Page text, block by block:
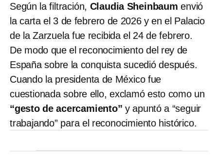
Según la filtración, Claudia Sheinbaum envió
la carta el 3 de febrero de 2026 y en el Palacio
de la Zarzuela fue recibida el 24 de febrero.
De modo que el reconocimiento del rey de
España sobre la conquista sucedió después.
Cuando la presidenta de México fue
cuestionada sobre ello, exclamó esto como un
“gesto de acercamiento” y apuntó a “seguir
trabajando” para el reconocimiento histórico.